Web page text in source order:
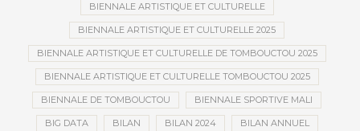
BIENNALE ARTISTIQUE ET CULTURELLE
BIENNALE ARTISTIQUE ET CULTURELLE 2025
BIENNALE ARTISTIQUE ET CULTURELLE DE TOMBOUCTOU 2025
BIENNALE ARTISTIQUE ET CULTURELLE TOMBOUCTOU 2025
BIENNALE DE TOMBOUCTOU BIENNALE SPORTIVE MALI
BIG DATA BILAN BILAN 2024 BILAN ANNUEL